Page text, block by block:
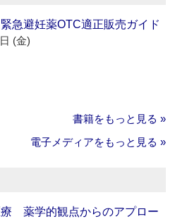
緊急避妊薬OTC適正販売ガイド
(金)
書籍をもっと見る »
電子メディアをもっと見る »
療 薬学的観点からのアプロー